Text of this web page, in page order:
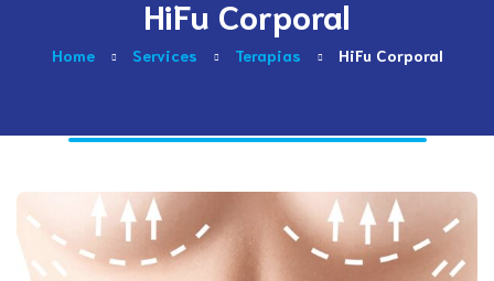
HiFu Corporal
Home Services Terapias HiFu Corporal